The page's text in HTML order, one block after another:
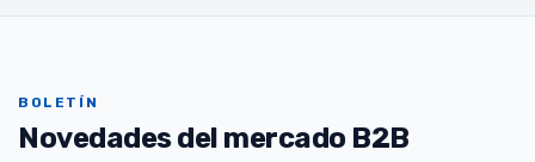
BOLETÍN
Novedades del mercado B2B